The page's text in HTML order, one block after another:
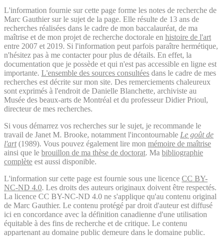
L'information fournie sur cette page forme les notes de recherche de
Marc Gauthier sur le sujet de la page. Elle résulte de 13 ans de
recherches réalisées dans le cadre de mon baccalauréat, de ma
maîtrise et de mon projet de recherche doctorale en histoire de l'art
entre 2007 et 2019. Si l'information peut parfois paraître hermétique,
n'hésitez pas à me contacter pour plus de détails. En effet, la
documentation que je possède et qui n'est pas accessible en ligne est
importante. L'ensemble des sources consultées dans le cadre de mes
recherches est décrite sur mon site. Des remerciements chaleureux
sont exprimés à l'endroit de Danielle Blanchette, archiviste au
Musée des beaux-arts de Montréal et du professeur Didier Prioul,
directeur de mes recherches.
Si vous démarrez vos recherches sur le sujet, je recommande le
travail de Janet M. Brooke, notamment l'incontournable Le goût de
l'art(1989). Vous pouvez également lire mon mémoire de maîtrise
ainsi que le brouillon de ma thèse de doctorat. Ma bibliographie
complète est aussi disponible.
L'information sur cette page est fournie sous une licence CC BY-
NC-ND 4.0. Les droits des auteurs originaux doivent être respectés.
La licence CC BY-NC-ND 4.0 ne s'applique qu'au contenu original
de Marc Gauthier. Le contenu protégé par droit d'auteur est diffusé
ici en concordance avec la définition canadienne d'une utilisation
équitable à des fins de recherche et de critique. Le contenu
appartenant au domaine public demeure dans le domaine public.